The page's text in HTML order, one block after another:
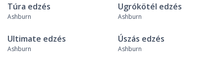
Túra edzés
Ashburn
Ugrókötél edzés
Ashburn
Ultimate edzés
Ashburn
Úszás edzés
Ashburn